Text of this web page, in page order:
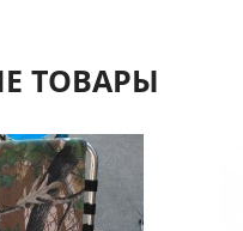
ТОВАРЫ